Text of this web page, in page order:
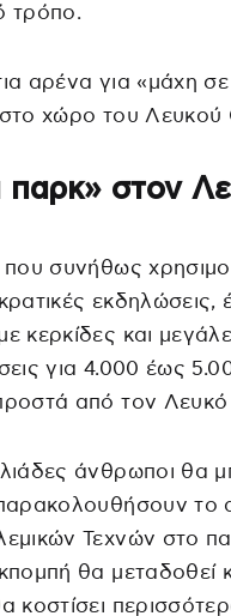
τρόπο.
αρένα για «μάχη σε
χώρο του Λευκού
στον
συνήθως
εκδηλώσεις,
κερκίδες και
για 4.000 έως
από τον Λευκό
άνθρωποι θα
το
Τεχνών στο
θα μεταδοθεί
κοστίσει